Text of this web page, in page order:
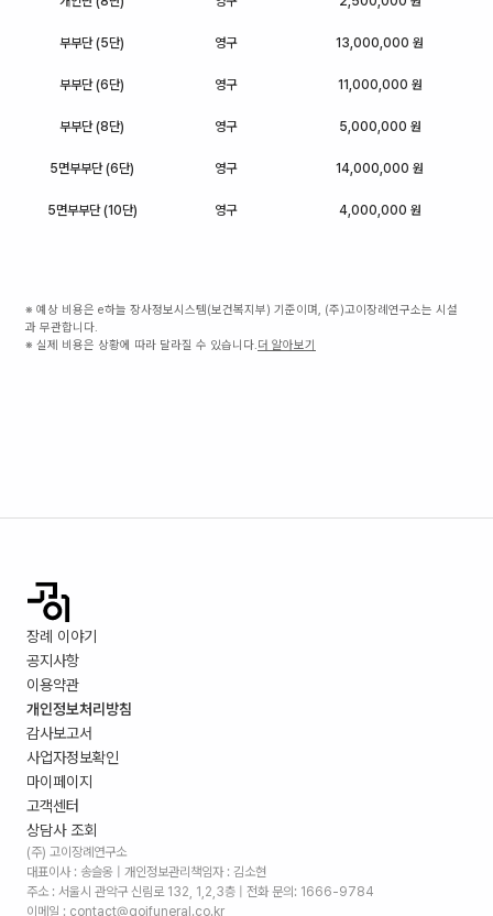
부부단 (5단) 영구 13,000,000 원
부부단 (6단) 영구 11,000,000 원
부부단 (8단) 영구 5,000,000 원
5면부부단 (6단) 영구 14,000,000 원
5면부부단 (10단) 영구 4,000,000 원
※ 예상 비용은 e하늘 장사정보시스템(보건복지부) 기준이며, (주)고이장례연구소는 시설
과 무관합니다.
※ 실제 비용은 상황에 따라 달라질 수 있습니다.더 알아보기
장례 이야기
공지사항
이용약관
개인정보처리방침
감사보고서
사업자정보확인
마이페이지
고객센터
상담사 조회
(주) 고이장례연구소
대표이사 : 송슬옹 | 개인정보관리책임자 : 김소현
주소 : 서울시 관악구 신림로 132, 1,2,3층 | 전화 문의: 1666-9784
이메일 : contact@goifuneral.co.kr